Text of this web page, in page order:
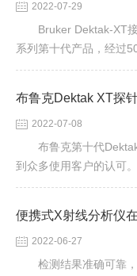
2022-07-29
Bruker Dektak-XT
系列第十代产品，经过
使用广泛的接触式表面
布鲁克Dektak XT探
2022-07-08
布鲁克第十代
到众多使用客户的认可。
便携式X射线分析仪
2022-06-27
检测结果准确可靠